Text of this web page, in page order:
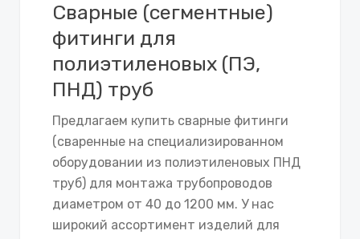
Сварные (сегментные)
фитинги для
полиэтиленовых (ПЭ,
ПНД) труб
Предлагаем купить сварные фитинги
(сваренные на специализированном
оборудовании из полиэтиленовых ПНД
труб) для монтажа трубопроводов
диаметром от 40 до 1200 мм. У нас
широкий ассортимент изделий для